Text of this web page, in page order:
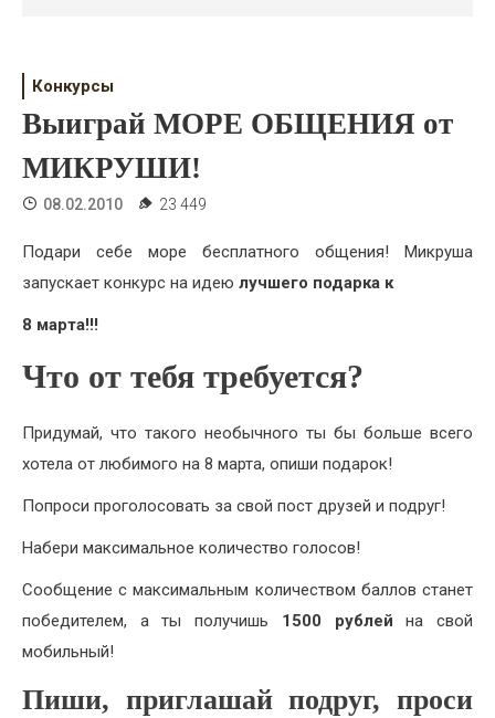
Свадьба
Жизнь
Хобби
Красота
Недвижимость
Конкурсы
Выиграй МОРЕ ОБЩЕНИЯ от
МИКРУШИ!
08.02.2010 23 449
Подари себе море бесплатного общения! Микруша
запускает конкурс на идею лучшего подарка к
8 марта!!!
Что от тебя требуется?
Придумай, что такого необычного ты бы больше всего
хотела от любимого на 8 марта, опиши подарок!
Попроси проголосовать за свой пост друзей и подруг!
Набери максимальное количество голосов!
Сообщение с максимальным количеством баллов станет
победителем, а ты получишь 1500 рублей на свой
мобильный!
Пиши, приглашай подруг, проси